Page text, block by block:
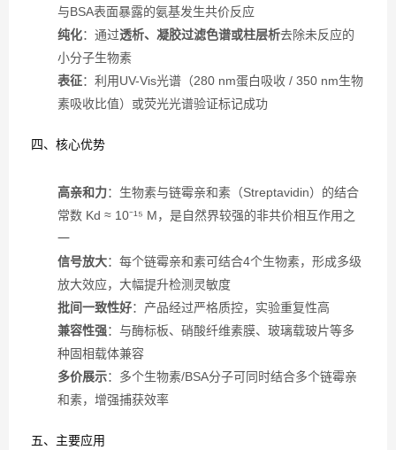
与BSA表面暴露的氨基发生共价反应
纯化：通过透析、凝胶过滤色谱或柱层析去除未反应的
小分子生物素
表征：利用UV-Vis光谱（280 nm蛋白吸收 / 350 nm生物
素吸收比值）或荧光光谱验证标记成功
四、核心优势
高亲和力：生物素与链霉亲和素（Streptavidin）的结合
常数 Kd ≈ 10⁻¹⁵ M，是自然界较强的非共价相互作用之
一
信号放大：每个链霉亲和素可结合4个生物素，形成多级
放大效应，大幅提升检测灵敏度
批间一致性好：产品经过严格质控，实验重复性高
兼容性强：与酶标板、硝酸纤维素膜、玻璃载玻片等多
种固相载体兼容
多价展示：多个生物素/BSA分子可同时结合多个链霉亲
和素，增强捕获效率
五、主要应用